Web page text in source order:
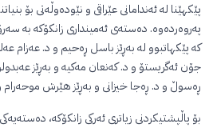
پێکهێنا لە ئەندامانی عێراقی و نێودەوڵەتی بۆ
پەروەردەوە. دەستەی ئەمینداری زانکۆکە بە
کە پێکهاتبوو لە بەڕێز باسل ڕەحیم و د.
جۆن ئەگریستۆ و د. کەنعان مەکیە و بەڕێز
ڕەسوڵ و د. ڕەجا خیزانی و بەڕێز هێرش
بۆ پاڵپشتیکردنی زیاتری ئەرکی زانکۆکە،